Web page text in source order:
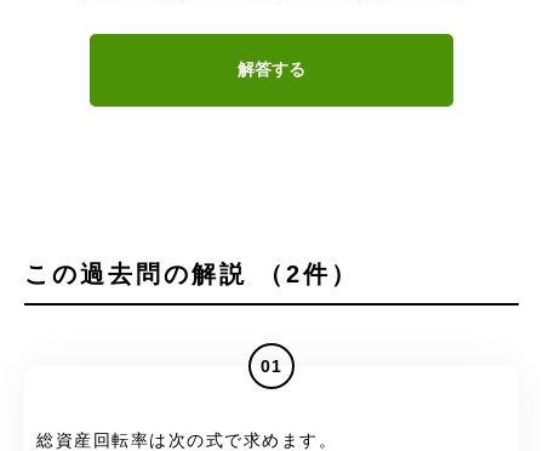
解答する
この過去問の解説 （2件）
01
総資産回転率は次の式で求めます。